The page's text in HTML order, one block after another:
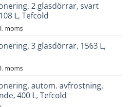
2 glasdörrar, svart
L, Tefcold
moms
3 glasdörrar, 1563 L,
moms
autom. avfrostning,
400 L, Tefcold